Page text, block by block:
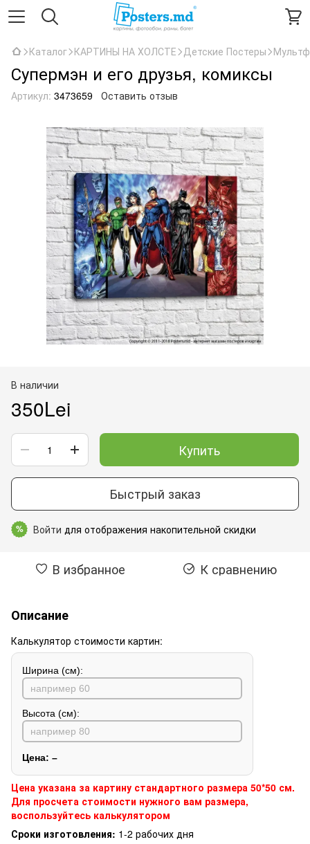
Каталог КАРТИНЫ НА ХОЛСТЕ Детские Постеры
Супермэн и его друзья, комиксы
Артикул: 3473659 Оставить отзыв
В наличии
350Lei
Купить
Быстрый заказ
% Войти для отображения накопительной скидки
В избранное К сравнению
Описание
Калькулятор стоимости картин:
Ширина (см):
Высота (см):
Цена: –
Цена указана за картину стандартного размера 50*50 см.
Для просчета стоимости нужного вам размера,
воспользуйтесь калькулятором
Сроки изготовления: 1-2 рабочих дня